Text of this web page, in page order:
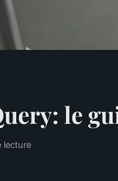
le
lecture